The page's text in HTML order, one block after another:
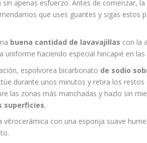
sin apenas esfuerzo. Antes de comenzar,
que uses guantes y sigas estos
buena cantidad de lavavajillas con la
uniforme haciendo especial hincapié en
espolvorea bicarbonato de sodio
durante unos minutos y retira los
las zonas más manchadas y hazlo sin
superficies.
vitrocerámica con una esponja suave